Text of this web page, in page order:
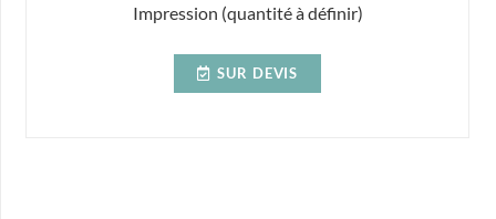
Impression (quantité à définir)
SUR DEVIS